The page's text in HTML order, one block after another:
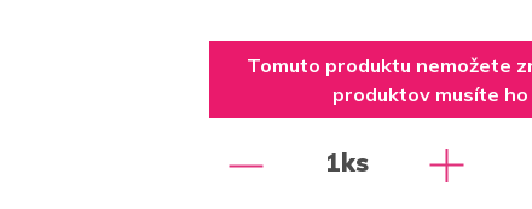
Tomuto produktu nemožete
produktov musíte
1ks